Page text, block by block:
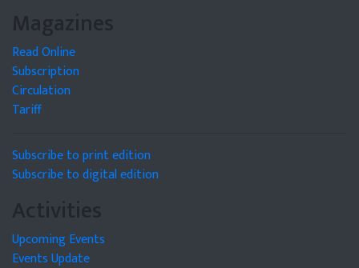
Magazines
Read Online
Subscription
Circulation
Tariff
Subscribe to print edition
Subscribe to digital edition
Activities
Upcoming Events
Events Update